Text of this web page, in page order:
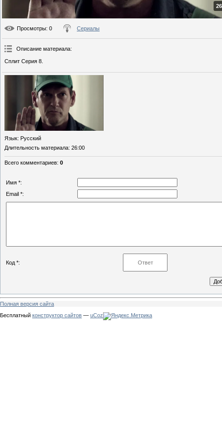
Просмотры: 0 Сериалы
Описание материала:
Сплит Серия 8.
Язык: Русский
Длительность материала: 26:00
Всего комментариев: 0
Имя *:
Email *:
Код *:
Полная версия сайта
Бесплатный конструктор сайтов — uCoz